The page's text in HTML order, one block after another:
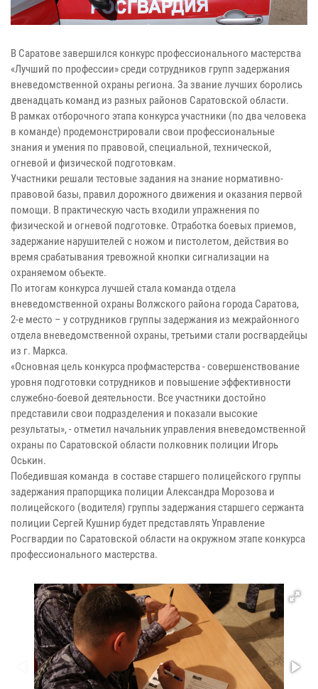
В Саратове завершился конкурс профессионального мастерства
«Лучший по профессии» среди сотрудников групп задержания
вневедомственной охраны региона. За звание лучших боролись
двенадцать команд из разных районов Саратовской области.
В рамках отборочного этапа конкурса участники (по два человека
в команде) продемонстрировали свои профессиональные
знания и умения по правовой, специальной, технической,
огневой и физической подготовкам.
Участники решали тестовые задания на знание нормативно-
правовой базы, правил дорожного движения и оказания первой
помощи. В практическую часть входили упражнения по
физической и огневой подготовке. Отработка боевых приемов,
задержание нарушителей с ножом и пистолетом, действия во
время срабатывания тревожной кнопки сигнализации на
охраняемом объекте.
По итогам конкурса лучшей стала команда отдела
вневедомственной охраны Волжского района города Саратова,
2-е место – у сотрудников группы задержания из межрайонного
отдела вневедомственной охраны, третьими стали росгвардейцы
из г. Маркса.
«Основная цель конкурса профмастерства - совершенствование
уровня подготовки сотрудников и повышение эффективности
служебно-боевой деятельности. Все участники достойно
представили свои подразделения и показали высокие
результаты», - отметил начальник управления вневедомственной
охраны по Саратовской области полковник полиции Игорь
Оськин.
Победившая команда в составе старшего полицейского группы
задержания прапорщика полиции Александра Морозова и
полицейского (водителя) группы задержания старшего сержанта
полиции Сергей Кушнир будет представлять Управление
Росгвардии по Саратовской области на окружном этапе конкурса
профессионального мастерства.